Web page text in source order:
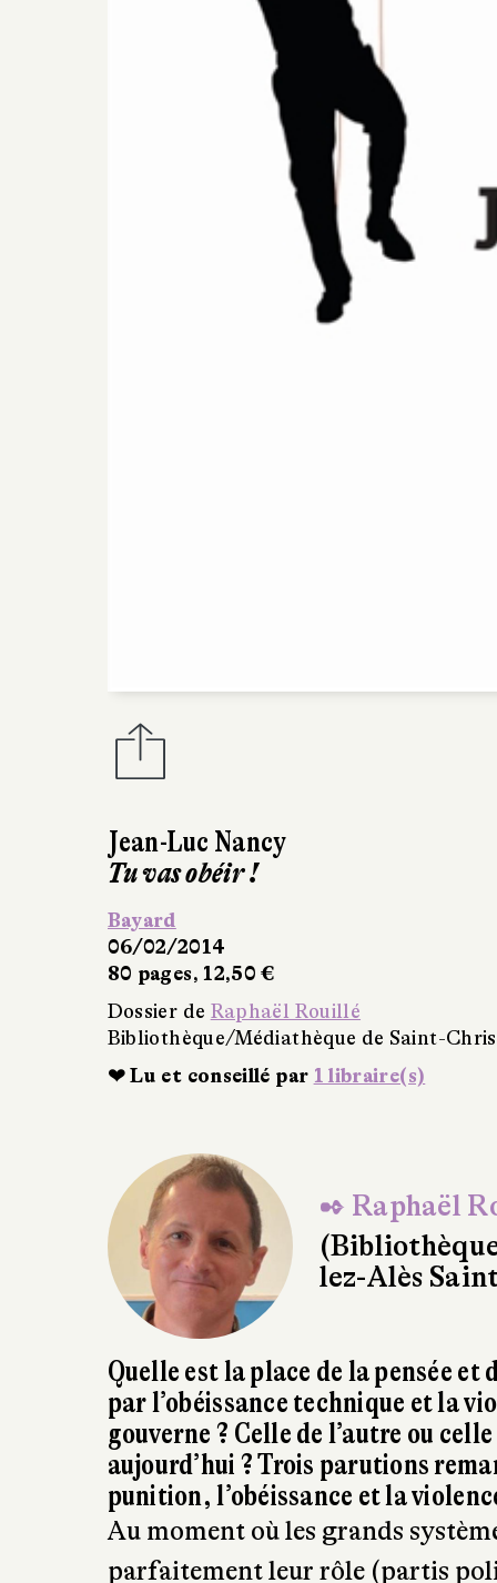
Russell Jacoby
Les Ressorts de la violence
Belfond
23/01/2014
330 pages, 19 €
Dossier deRaphaël Rouillé
Bibliothèque/Médiathèque de Saint-
❤ Lu et conseillé par
✒ Raphaël
lez-Alès